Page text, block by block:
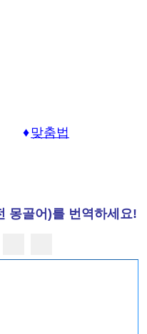
맞춤법
몽골어)를 번역하세요!